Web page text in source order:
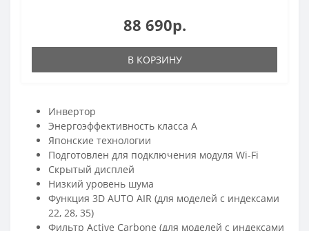
88 690р.
В КОРЗИНУ
Инвертор
Энергоэффективность класса А
Японские технологии
Подготовлен для подключения модуля Wi-Fi
Скрытый дисплей
Низкий уровень шума
Функция 3D AUTO AIR (для моделей с индексами
22, 28, 35)
Фильтр Active Carbone (для моделей с индексами